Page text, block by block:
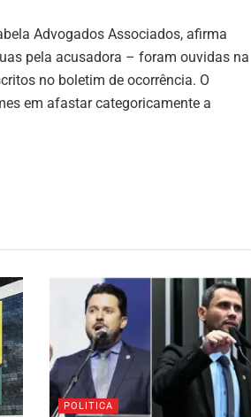
Advogados Associados, afirma
pela acusadora – foram ouvidas na
no boletim de ocorrência. O
em afastar categoricamente a
POLITICA